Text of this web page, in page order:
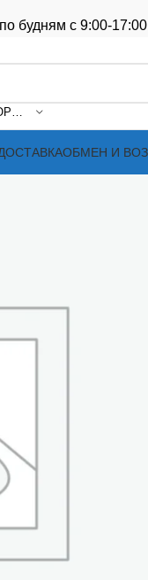
будням с 9:00-17:00
ВЫБЕРИТЕ КАТЕГОРИЮ
ОБМЕН И